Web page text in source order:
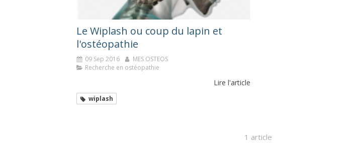
Le Wiplash ou coup du lapin et
l'ostéopathie
09 Sep 2016
MES OSTEOS
Recherche en ostéopathie
Lire l'article
wiplash
1 article